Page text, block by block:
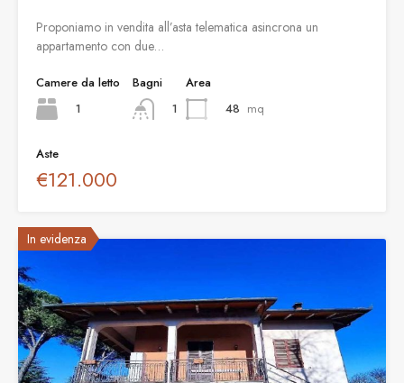
Proponiamo in vendita all’asta telematica asincrona un
appartamento con due…
Camere da letto
1
Bagni
1
Area
48 mq
Aste
€121.000
In evidenza